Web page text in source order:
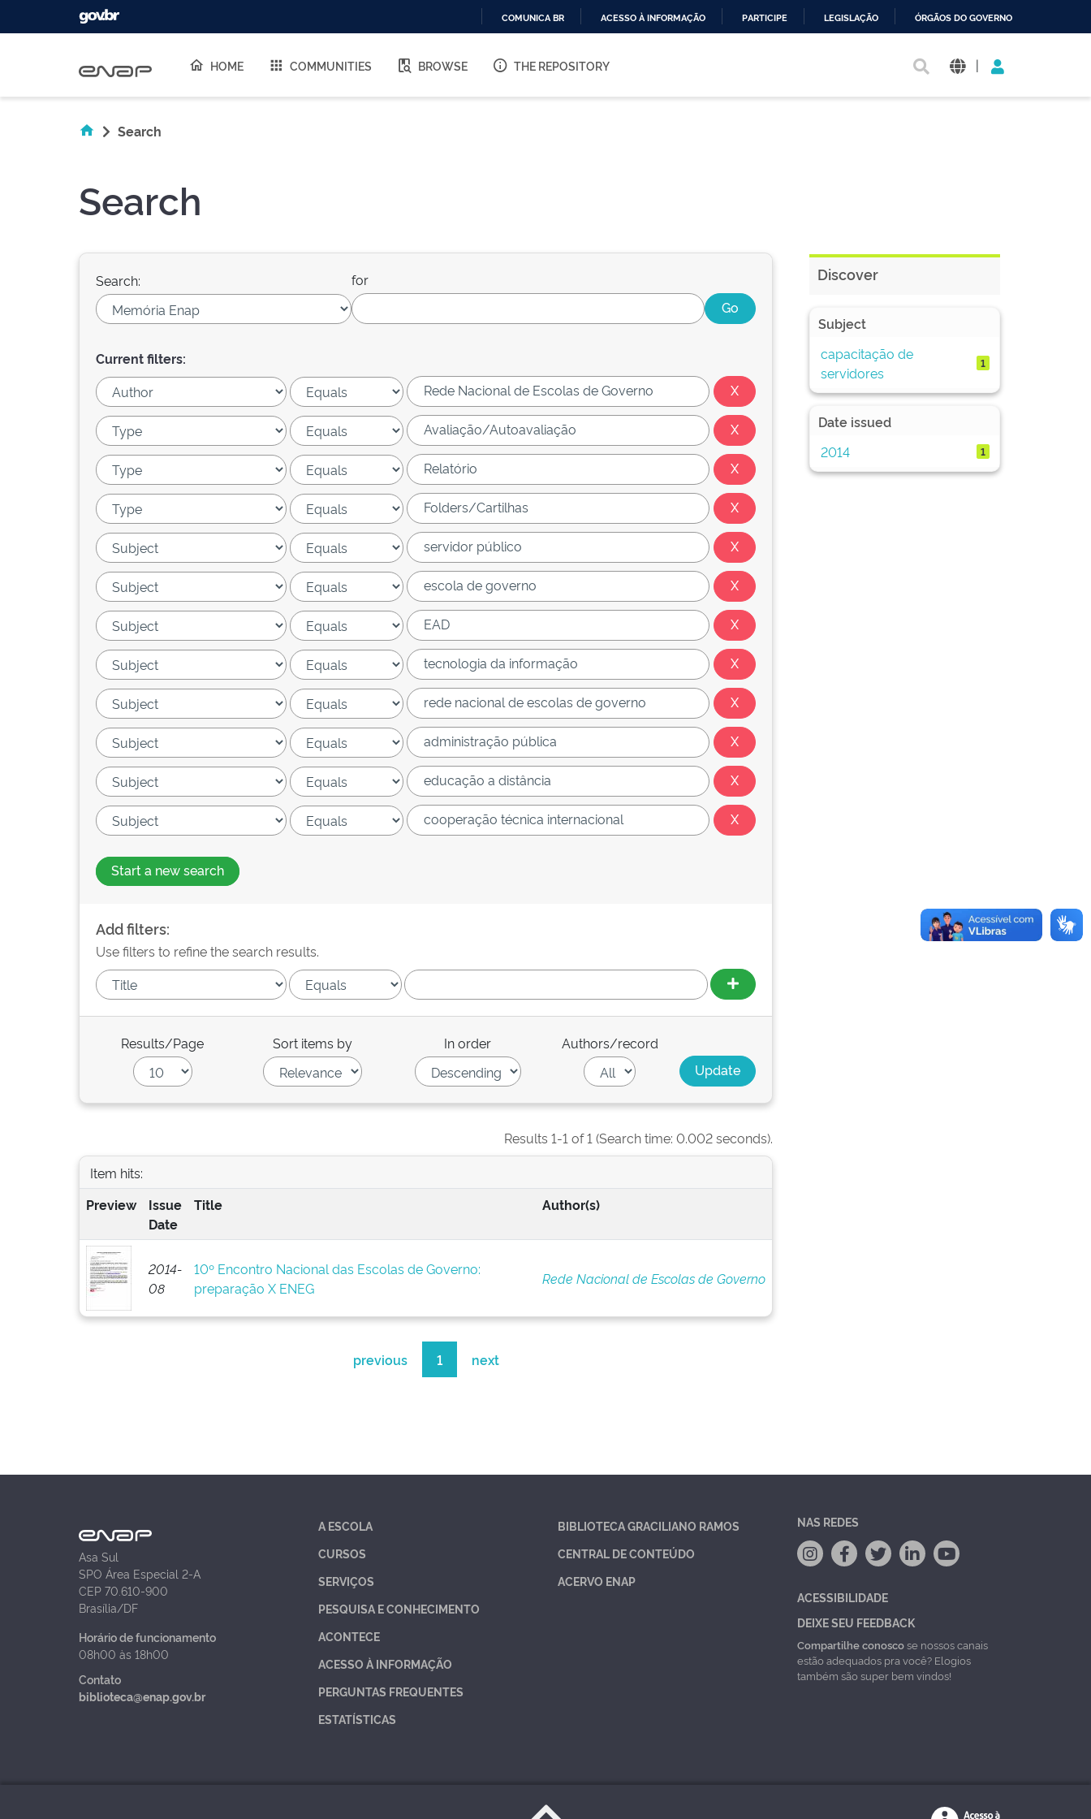
O
COMUNICA BR ACESSO À INFORMAÇÃO PARTICIPE LEGISLAÇÃO ÓRGÃOS DO GOVERNO
HOME COMMUNITIES BROWSE THE REPOSITORY |
Search
Search
Search: for
Current filters:
Start a new search
Add filters:
Use filters to refine the search results.
Results/Page Sort items by In order Authors/record
Results 1-1 of 1 (Search time: 0.002 seconds).
Item hits:
Preview
Issue
Date
Title Author(s)
2014-
08
10º Encontro Nacional das Escolas de Governo:
preparação X ENEG
Rede Nacional de Escolas de Governo
previous 1 next
Discover
Subject
capacitação de
servidores
1
Date issued
2014
1
Asa Sul
SPO Área Especial 2-A
CEP 70.610-900
Brasília/DF
Horário de funcionamento
08h00 às 18h00
Contato
biblioteca@enap.gov.br
A ESCOLA
CURSOS
SERVIÇOS
PESQUISA E CONHECIMENTO
ACONTECE
ACESSO À INFORMAÇÃO
PERGUNTAS FREQUENTES
ESTATÍSTICAS
BIBLIOTECA GRACILIANO RAMOS
CENTRAL DE CONTEÚDO
ACERVO ENAP
NAS REDES
ACESSIBILIDADE
DEIXE SEU FEEDBACK
Compartilhe conoscose nossos canais
estão adequados pra você? Elogios
também são super bem vindos!